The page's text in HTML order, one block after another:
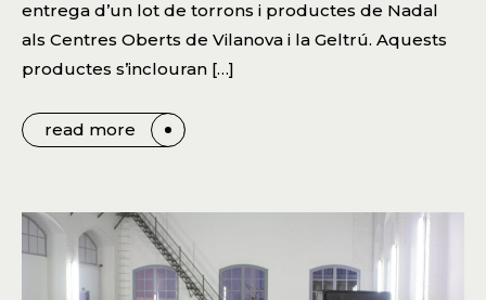
entrega d’un lot de torrons i productes de Nadal
als Centres Oberts de Vilanova i la Geltrú. Aquests
productes s’inclouran […]
read more